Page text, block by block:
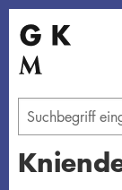
Direkt
zum
Inhalt
Geben
Sie
einen
Suchbegriff